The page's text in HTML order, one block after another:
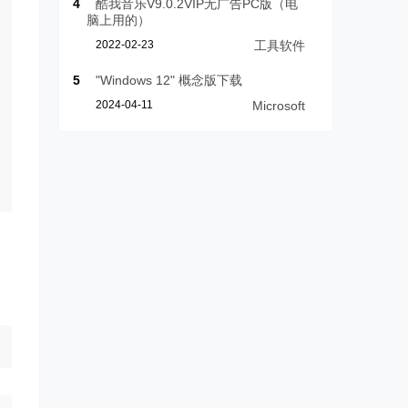
4
酷我音乐V9.0.2VIP无广告PC版（电
脑上用的）
2022-02-23 工具软件
5 "Windows 12" 概念版下载
2024-04-11 Microsoft